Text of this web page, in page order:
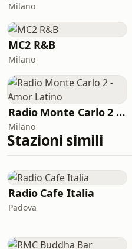
Milano
MC2 R&B
Milano
Radio Monte Carlo 2 - Amor Latino
Milano
Stazioni simili
Radio Cafe Italia
Padova